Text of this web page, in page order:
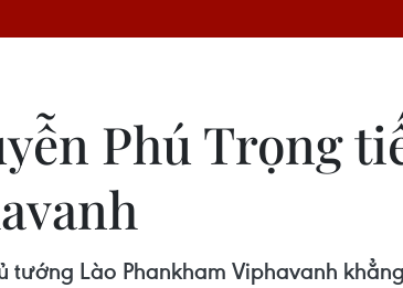
Phú Trọng
tướng Lào Phankham Viphavanh